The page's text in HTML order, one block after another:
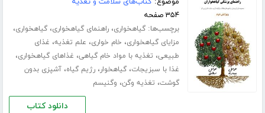
۳۵۴ صفحه
برچسب‌ها:گیاهخواری،راهنمای گیاهخواری،گیاهخواری،
مزایای گیاهخواری، خام خواری، علم تغذیه، غذای
طبیعی، تغذیه با مواد خام گیاهی، غذاهای گیاهخواری،
غذا با سبزیجات،گیاهخوار،رژیم گیاه،آشپزی بدون
گوشت، تغذیه وگن، وگنیسم
دانلود کتاب